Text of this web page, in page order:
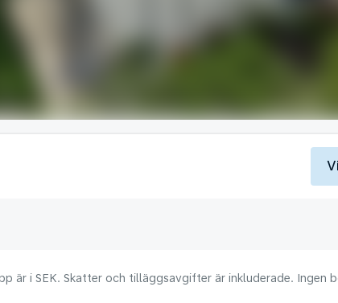
är i SEK. Skatter och tilläggsavgifter är inkluderade. Ingen